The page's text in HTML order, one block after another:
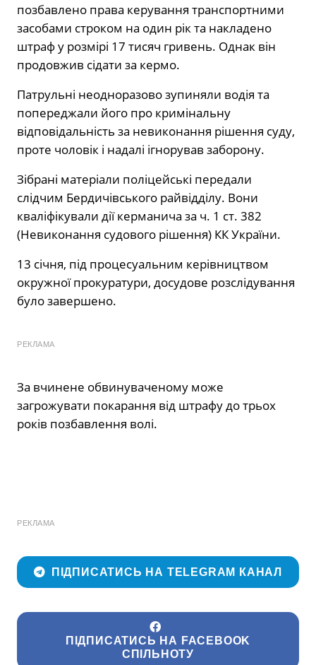
позбавлено права керування транспортними
засобами строком на один рік та накладено
штраф у розмірі 17 тисяч гривень. Однак він
продовжив сідати за кермо.
Патрульні неодноразово зупиняли водія та
попереджали його про кримінальну
відповідальність за невиконання рішення суду,
проте чоловік і надалі ігнорував заборону.
Зібрані матеріали поліцейські передали
слідчим Бердичівського райвідділу. Вони
кваліфікували дії керманича за ч. 1 ст. 382
(Невиконання судового рішення) КК України.
13 січня, під процесуальним керівництвом
окружної прокуратури, досудове розслідування
було завершено.
РЕКЛАМА
За вчинене обвинуваченому може
загрожувати покарання від штрафу до трьох
років позбавлення волі.
РЕКЛАМА
ПІДПИСАТИСЬ НА TELEGRAM КАНАЛ
ПІДПИСАТИСЬ НА FACEBOOK
СПІЛЬНОТУ